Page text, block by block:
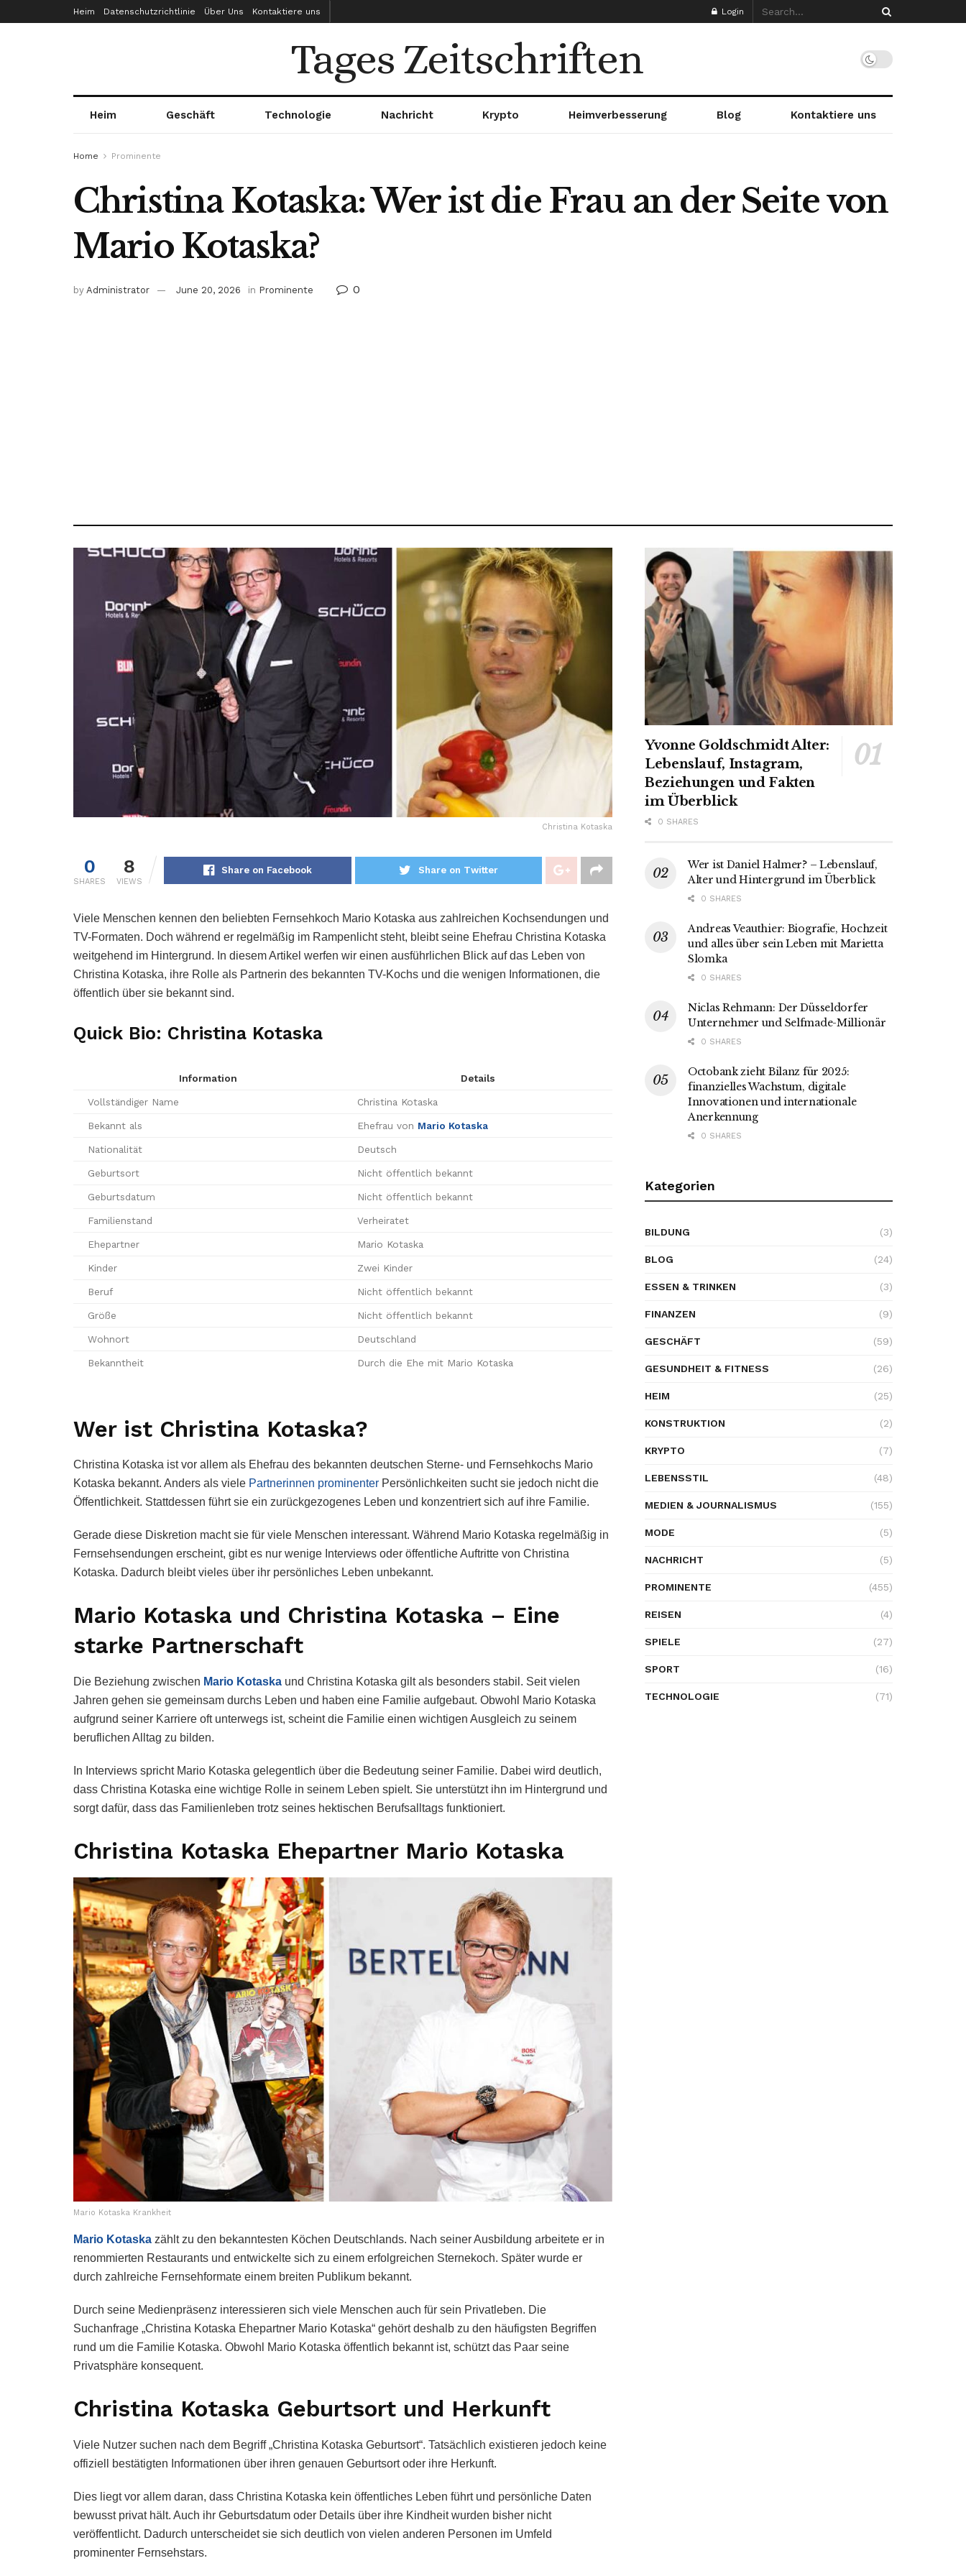
Heim Datenschutzrichtlinie Über Uns Kontaktiere uns Login
Tages Zeitschriften
Heim Geschäft Technologie Nachricht Krypto Heimverbesserung Blog Kontaktiere uns
Home Prominente
Christina Kotaska: Wer ist die Frau an der Seite von
Mario Kotaska?
by Administrator June 20, 2026 in Prominente 0
Christina Kotaska
0
SHARES
8
VIEWS
Share on Facebook Share on Twitter
Viele Menschen kennen den beliebten Fernsehkoch Mario Kotaska aus zahlreichen Kochsendungen und
TV-Formaten. Doch während er regelmäßig im Rampenlicht steht, bleibt seine Ehefrau Christina Kotaska
weitgehend im Hintergrund. In diesem Artikel werfen wir einen ausführlichen Blick auf das Leben von
Christina Kotaska, ihre Rolle als Partnerin des bekannten TV-Kochs und die wenigen Informationen, die
öffentlich über sie bekannt sind.
Quick Bio: Christina Kotaska
Information Details
Vollständiger Name Christina Kotaska
Bekannt als Ehefrau von Mario Kotaska
Nationalität Deutsch
Geburtsort Nicht öffentlich bekannt
Geburtsdatum Nicht öffentlich bekannt
Familienstand Verheiratet
Ehepartner Mario Kotaska
Kinder Zwei Kinder
Beruf Nicht öffentlich bekannt
Größe Nicht öffentlich bekannt
Wohnort Deutschland
Bekanntheit Durch die Ehe mit Mario Kotaska
Wer ist Christina Kotaska?
Christina Kotaska ist vor allem als Ehefrau des bekannten deutschen Sterne- und Fernsehkochs Mario
Kotaska bekannt. Anders als viele Partnerinnen prominenter Persönlichkeiten sucht sie jedoch nicht die
Öffentlichkeit. Stattdessen führt sie ein zurückgezogenes Leben und konzentriert sich auf ihre Familie.
Gerade diese Diskretion macht sie für viele Menschen interessant. Während Mario Kotaska regelmäßig in
Fernsehsendungen erscheint, gibt es nur wenige Interviews oder öffentliche Auftritte von Christina
Kotaska. Dadurch bleibt vieles über ihr persönliches Leben unbekannt.
Mario Kotaska und Christina Kotaska – Eine
starke Partnerschaft
Die Beziehung zwischen Mario Kotaska und Christina Kotaska gilt als besonders stabil. Seit vielen
Jahren gehen sie gemeinsam durchs Leben und haben eine Familie aufgebaut. Obwohl Mario Kotaska
aufgrund seiner Karriere oft unterwegs ist, scheint die Familie einen wichtigen Ausgleich zu seinem
beruflichen Alltag zu bilden.
In Interviews spricht Mario Kotaska gelegentlich über die Bedeutung seiner Familie. Dabei wird deutlich,
dass Christina Kotaska eine wichtige Rolle in seinem Leben spielt. Sie unterstützt ihn im Hintergrund und
sorgt dafür, dass das Familienleben trotz seines hektischen Berufsalltags funktioniert.
Christina Kotaska Ehepartner Mario Kotaska
Mario Kotaska Krankheit
Mario Kotaska zählt zu den bekanntesten Köchen Deutschlands. Nach seiner Ausbildung arbeitete er in
renommierten Restaurants und entwickelte sich zu einem erfolgreichen Sternekoch. Später wurde er
durch zahlreiche Fernsehformate einem breiten Publikum bekannt.
Durch seine Medienpräsenz interessieren sich viele Menschen auch für sein Privatleben. Die
Suchanfrage „Christina Kotaska Ehepartner Mario Kotaska“ gehört deshalb zu den häufigsten Begriffen
rund um die Familie Kotaska. Obwohl Mario Kotaska öffentlich bekannt ist, schützt das Paar seine
Privatsphäre konsequent.
Christina Kotaska Geburtsort und Herkunft
Viele Nutzer suchen nach dem Begriff „Christina Kotaska Geburtsort“. Tatsächlich existieren jedoch keine
offiziell bestätigten Informationen über ihren genauen Geburtsort oder ihre Herkunft.
Dies liegt vor allem daran, dass Christina Kotaska kein öffentliches Leben führt und persönliche Daten
bewusst privat hält. Auch ihr Geburtsdatum oder Details über ihre Kindheit wurden bisher nicht
veröffentlicht. Dadurch unterscheidet sie sich deutlich von vielen anderen Personen im Umfeld
prominenter Fernsehstars.
Yvonne Goldschmidt Alter:
Lebenslauf, Instagram,
Beziehungen und Fakten
im Überblick
0 SHARES
Wer ist Daniel Halmer? – Lebenslauf,
Alter und Hintergrund im Überblick
0 SHARES
Andreas Veauthier: Biografie, Hochzeit
und alles über sein Leben mit Marietta
Slomka
0 SHARES
Niclas Rehmann: Der Düsseldorfer
Unternehmer und Selfmade-Millionär
0 SHARES
Octobank zieht Bilanz für 2025:
finanzielles Wachstum, digitale
Innovationen und internationale
Anerkennung
0 SHARES
Kategorien
BILDUNG (3)
BLOG (24)
ESSEN & TRINKEN (3)
FINANZEN (9)
GESCHÄFT (59)
GESUNDHEIT & FITNESS (26)
HEIM (25)
KONSTRUKTION (2)
KRYPTO (7)
LEBENSSTIL (48)
MEDIEN & JOURNALISMUS (155)
MODE (5)
NACHRICHT (5)
PROMINENTE (455)
REISEN (4)
SPIELE (27)
SPORT (16)
TECHNOLOGIE (71)